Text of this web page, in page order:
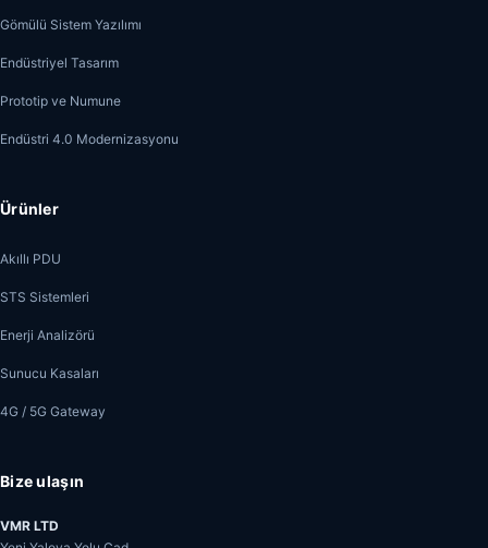
Gömülü Sistem Yazılımı
Endüstriyel Tasarım
Prototip ve Numune
Endüstri 4.0 Modernizasyonu
Ürünler
Akıllı PDU
STS Sistemleri
Enerji Analizörü
Sunucu Kasaları
4G / 5G Gateway
Bize ulaşın
VMR LTD